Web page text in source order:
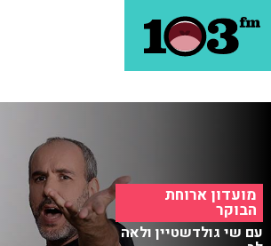
מועדון ארוחת
הבוקר
עם שי גולדשטיין ולאה